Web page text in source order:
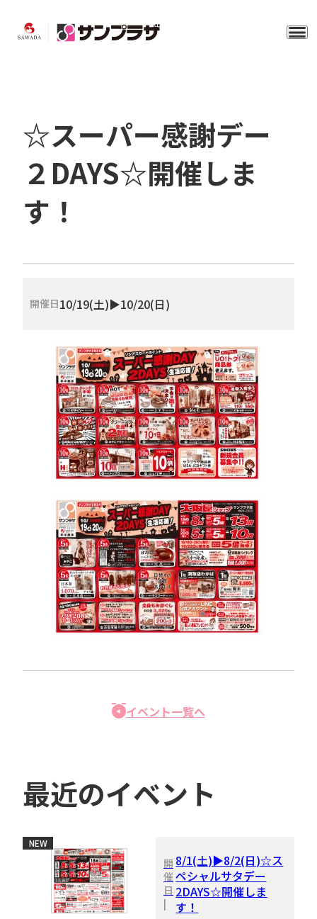
☆スーパー感謝デー
２DAYS☆開催しま
す！
開催日10/19(土)▶10/20(日)
イベント一覧へ
最近のイベント
NEW
開
催
日
|
8/1(土)▶8/2(日)☆ス
ペシャルサタデー
2DAYS☆開催しま
す！